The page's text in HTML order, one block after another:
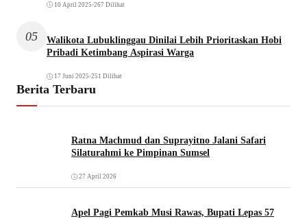
10 April 2025 •267 Dilihat
05
Walikota Lubuklinggau Dinilai Lebih Prioritaskan Hobi
Pribadi Ketimbang Aspirasi Warga
17 Juni 2025 •251 Dilihat
Berita Terbaru
Ratna Machmud dan Suprayitno Jalani Safari
Silaturahmi ke Pimpinan Sumsel
27 April 2026
Apel Pagi Pemkab Musi Rawas, Bupati Lepas 57